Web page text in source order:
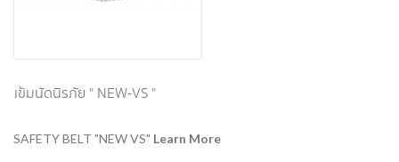
เข็มนัดนิรภัย " NEW-VS "
SAFETY BELT "NEW VS" Learn More